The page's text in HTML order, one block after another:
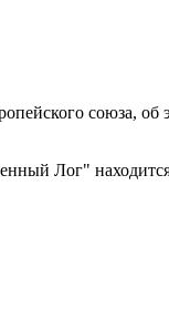
союза, об
Лог"